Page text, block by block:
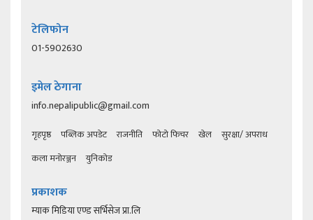
टेलिफोन
01-5902630
इमेल ठेगाना
info.nepalipublic@gmail.com
गृहपृष्ठ पब्लिक अपडेट राजनीति फोटो फिचर खेल
सुरक्षा/ अपराध
कला मनोरञ्जन
युनिकोड
प्रकाशक
म्याक मिडिया एण्ड सर्भिसेज प्रा.लि